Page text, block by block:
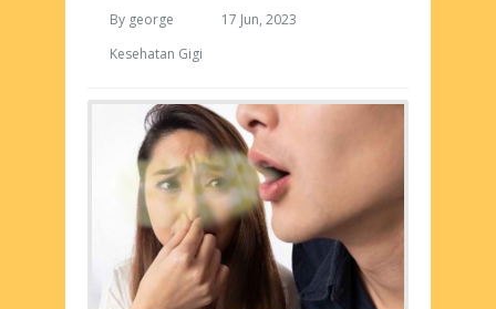
By george
17 Jun, 2023
Kesehatan Gigi